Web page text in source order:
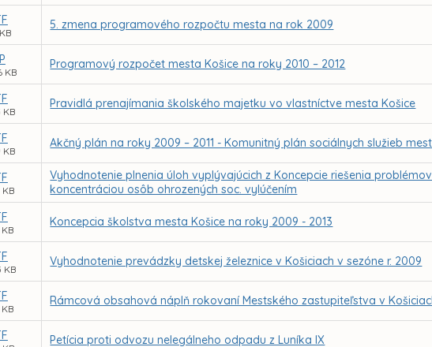
5. zmena programového rozpočtu mesta na rok 2009
KB
Programový rozpočet mesta Košice na roky 2010 – 2012
KB
Pravidlá prenajímania školského majetku vo vlastníctve mesta Košice
KB
Akčný plán na roky 2009 – 2011 - Komunitný plán sociálnych služieb
KB
Vyhodnotenie plnenia úloh vyplývajúcich z Koncepcie riešenia
koncentráciou osôb ohrozených soc. vylúčením
KB
Koncepcia školstva mesta Košice na roky 2009 - 2013
KB
Vyhodnotenie prevádzky detskej železnice v Košiciach v sezóne r. 2009
KB
Rámcová obsahová náplň rokovaní Mestského zastupiteľstva v
Petícia proti odvozu nelegálneho odpadu z Luníka IX